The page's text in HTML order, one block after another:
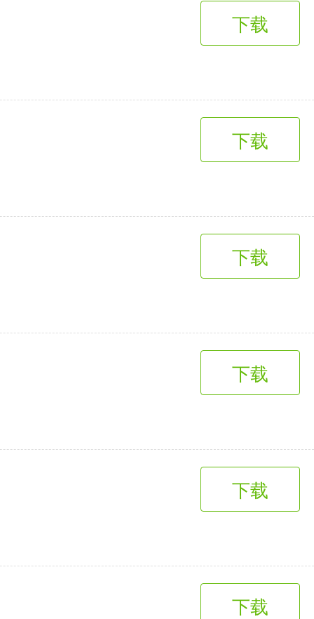
下载
下载
下载
下载
下载
下载